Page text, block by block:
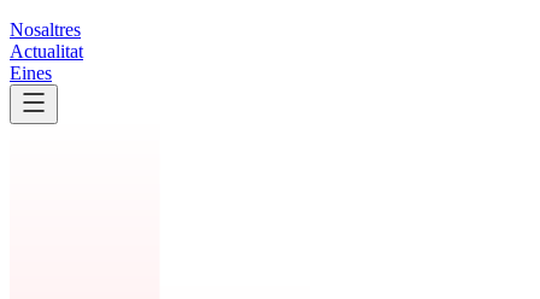
Nosaltres
Actualitat
Eines